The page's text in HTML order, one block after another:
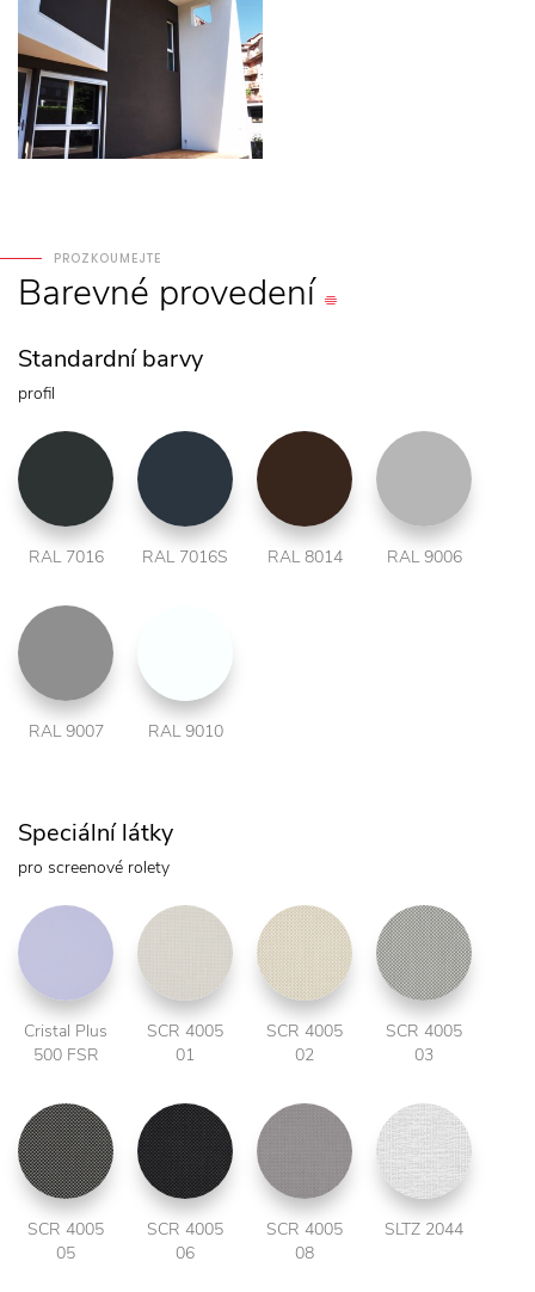
PROZKOUMEJTE
Barevné provedení
Standardní barvy
profil
RAL 7016 RAL 7016S RAL 8014 RAL 9006
RAL 9007 RAL 9010
Speciální látky
pro screenové rolety
Cristal Plus
500 FSR
SCR 4005
01
SCR 4005
02
SCR 4005
03
SCR 4005
05
SCR 4005
06
SCR 4005
08
SLTZ 2044